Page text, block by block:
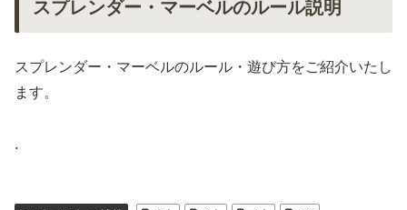
スプレンダー・マーベルのルール説明
スプレンダー・マーベルのルール・遊び方をご紹介いたし
ます。
.